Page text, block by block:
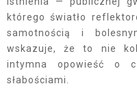
którego światło
samotnością i
wskazuje, że to nie
intymna opowieść o
słabościami.